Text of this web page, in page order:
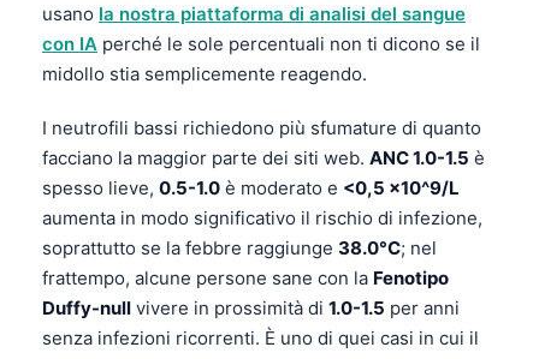
usano la nostra piattaforma di analisi del sangue
con IA perché le sole percentuali non ti dicono se il
midollo stia semplicemente reagendo.
I neutrofili bassi richiedono più sfumature di quanto
facciano la maggior parte dei siti web. ANC 1.0-1.5 è
spesso lieve, 0.5-1.0 è moderato e <0,5 x10^9/L
aumenta in modo significativo il rischio di infezione,
soprattutto se la febbre raggiunge 38.0°C; nel
frattempo, alcune persone sane con la Fenotipo
Duffy-null vivere in prossimità di 1.0-1.5 per anni
senza infezioni ricorrenti. È uno di quei casi in cui il